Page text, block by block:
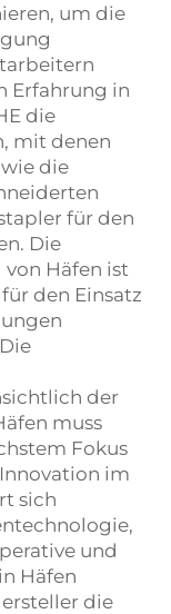
um die
Erfahrung in
die
mit denen
die
für den
Die
Häfen ist
den Einsatz
der
muss
Fokus
im
sich
und
Häfen
die